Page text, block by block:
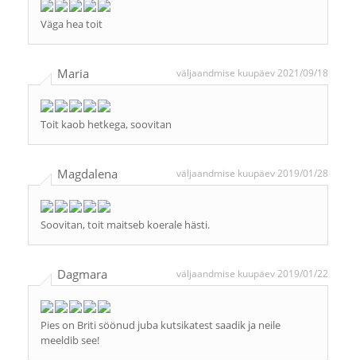
Väga hea toit
Maria väljaandmise kuupäev 2021/09/18
Toit kaob hetkega, soovitan
Magdalena väljaandmise kuupäev 2019/01/28
Soovitan, toit maitseb koerale hästi.
Dagmara väljaandmise kuupäev 2019/01/22
Pies on Briti söönud juba kutsikatest saadik ja neile
meeldib see!